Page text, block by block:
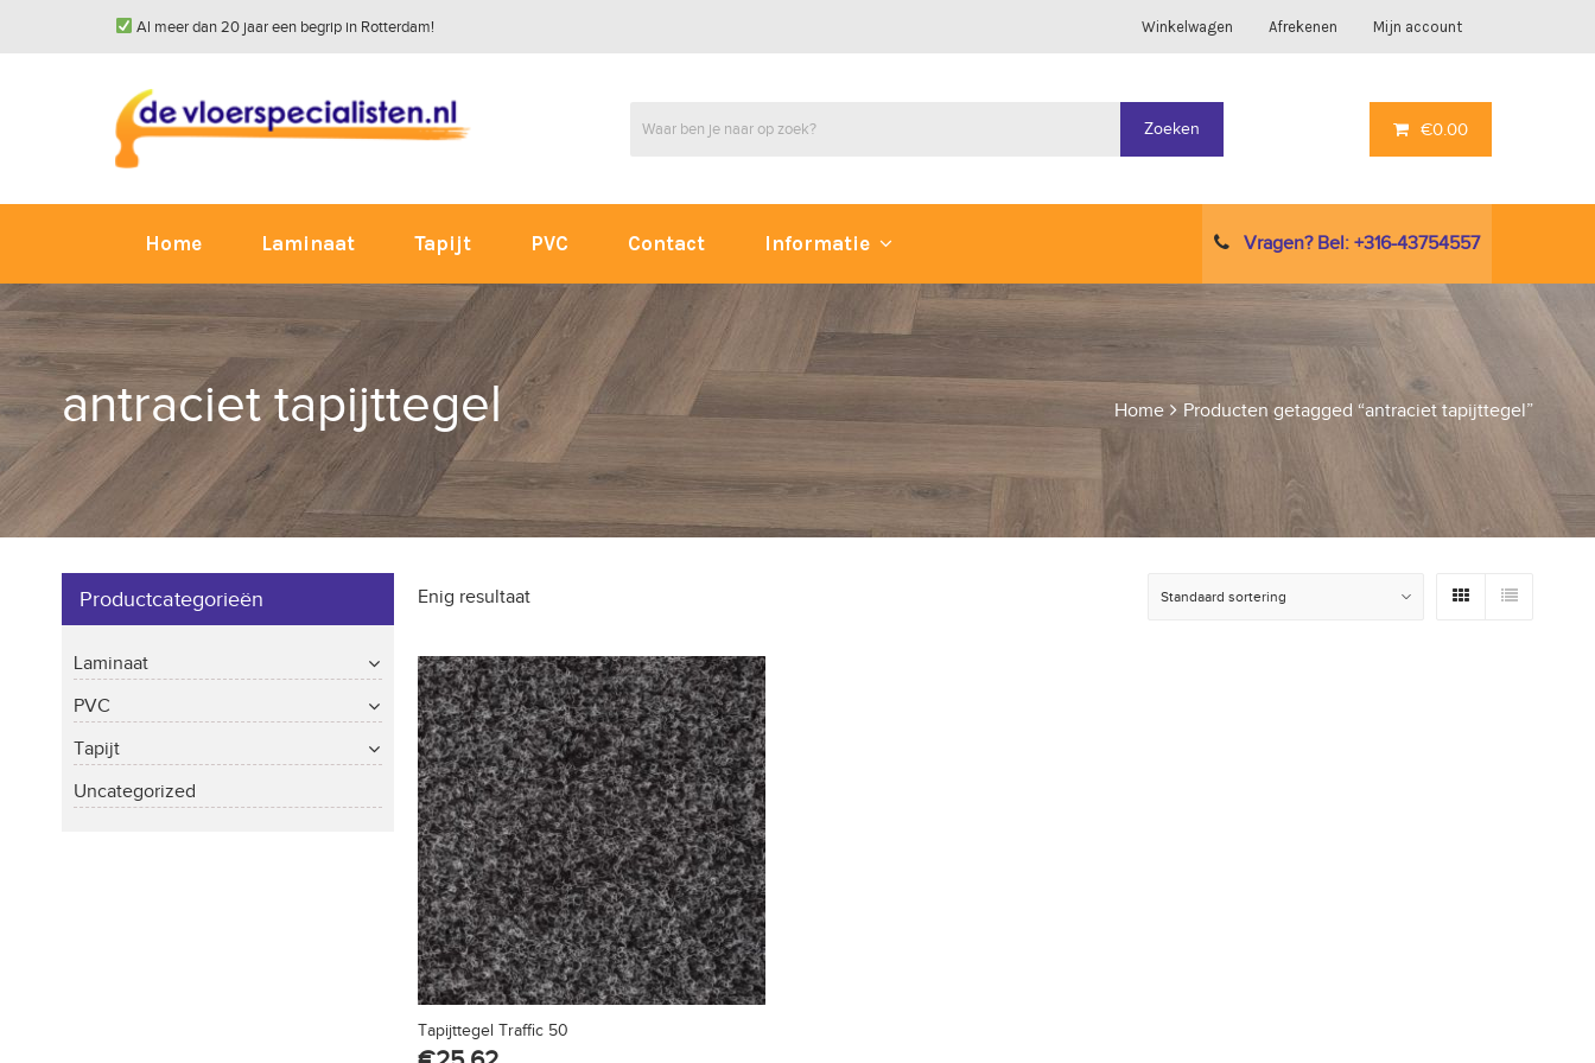
Al meer dan 20 jaar een begrip in Rotterdam! Winkelwagen Afrekenen Mijn account
Zoeken €0.00
Home Laminaat Tapijt PVC Contact Informatie Vragen? Bel: +316-43754557
antraciet tapijttegel Home Producten getagged “antraciet tapijttegel”
Enig resultaat
Tapijttegel Traffic 50
Productcategorieën
Laminaat
PVC
Tapijt
Uncategorized